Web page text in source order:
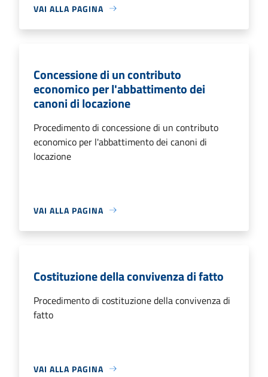
VAI ALLA PAGINA
Concessione di un contributo
economico per l'abbattimento dei
canoni di locazione
Procedimento di concessione di un contributo
economico per l'abbattimento dei canoni di
locazione
VAI ALLA PAGINA
Costituzione della convivenza di fatto
Procedimento di costituzione della convivenza di
fatto
VAI ALLA PAGINA